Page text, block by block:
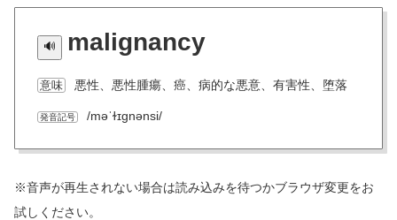
malignancy
意味 悪性、悪性腫瘍、癌、病的な悪意、有害性、堕落
発音記号 /məˈɫɪɡnənsi/
※音声が再生されない場合は読み込みを待つかブラウザ変更をお
試しください。